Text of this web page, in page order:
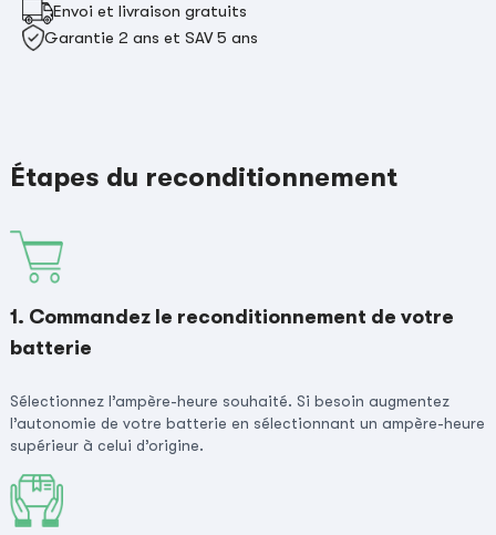
Envoi et livraison gratuits
Garantie 2 ans et SAV 5 ans
Étapes du reconditionnement
1. Commandez le reconditionnement de votre
batterie
Sélectionnez l’ampère-heure souhaité. Si besoin augmentez
l’autonomie de votre batterie en sélectionnant un ampère-heure
supérieur à celui d’origine.